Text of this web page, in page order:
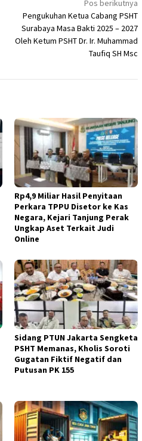
Pos berikutnya
Pengukuhan Ketua Cabang PSHT
Surabaya Masa Bakti 2025 – 2027
Oleh Ketum PSHT Dr. Ir. Muhammad
Taufiq SH Msc
Rp4,9 Miliar Hasil Penyitaan
Perkara TPPU Disetor ke Kas
Negara, Kejari Tanjung Perak
Ungkap Aset Terkait Judi
Online
Sidang PTUN Jakarta Sengketa
PSHT Memanas, Kholis Soroti
Gugatan Fiktif Negatif dan
Putusan PK 155